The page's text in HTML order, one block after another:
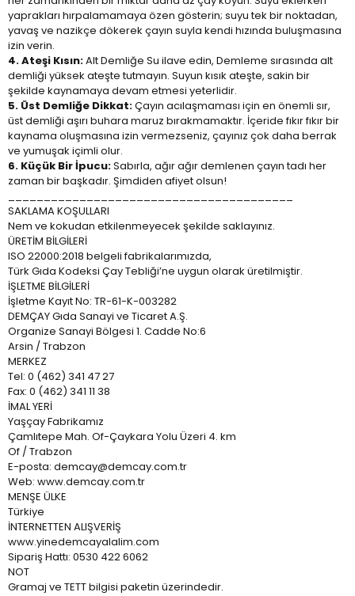
yaprakları hırpalamamaya özen gösterin; suyu tek bir noktadan,
yavaş ve nazikçe dökerek çayın suyla kendi hızında buluşmasına
izin verin.
4. Ateşi Kısın:Alt Demliğe Su ilave edin, Demleme sırasında alt
demliği yüksek ateşte tutmayın. Suyun kısık ateşte, sakin bir
şekilde kaynamaya devam etmesi yeterlidir.
5. Üst Demliğe Dikkat:Çayın acılaşmaması için en önemli sır,
üst demliği aşırı buhara maruz bırakmamaktır. İçeride fıkır fıkır bir
kaynama oluşmasına izin vermezseniz, çayınız çok daha berrak
ve yumuşak içimli olur.
6. Küçük Bir İpucu:Sabırla, ağır ağır demlenen çayın tadı her
zaman bir başkadır. Şimdiden afiyet olsun!
SAKLAMA KOŞULLARI
Nem ve kokudan etkilenmeyecek şekilde saklayınız.
ÜRETİM BİLGİLERİ
ISO 22000:2018 belgeli fabrikalarımızda,
Türk Gıda Kodeksi Çay Tebliği’ne uygun olarak üretilmiştir.
İŞLETME BİLGİLERİ
İşletme Kayıt No: TR-61-K-003282
DEMÇAY Gıda Sanayi ve Ticaret A.Ş.
Organize Sanayi Bölgesi 1. Cadde No:6
Arsin / Trabzon
MERKEZ
Tel: 0 (462) 341 47 27
Fax: 0 (462) 341 11 38
İMAL YERİ
Yaşçay Fabrikamız
Çamlıtepe Mah. Of-Çaykara Yolu Üzeri 4. km
Of / Trabzon
E-posta: demcay@demcay.com.tr
Web: www.demcay.com.tr
MENŞE ÜLKE
Türkiye
İNTERNETTEN ALIŞVERİŞ
www.yinedemcayalalim.com
Sipariş Hattı: 0530 422 6062
NOT
Gramaj ve TETT bilgisi paketin üzerindedir.